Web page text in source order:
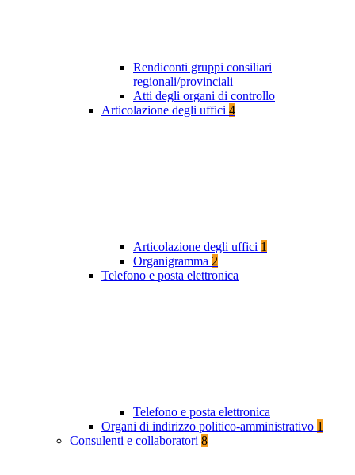
Rendiconti gruppi consiliari
regionali/provinciali
Atti degli organi di controllo
Articolazione degli uffici 4
Articolazione degli uffici 1
Organigramma 2
Telefono e posta elettronica
Telefono e posta elettronica
Organi di indirizzo politico-amministrativo 1
Consulenti e collaboratori 8